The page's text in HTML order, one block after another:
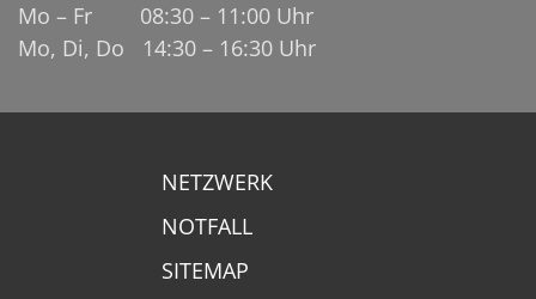
Mo – Fr 08:30 – 11:00 Uhr
Mo, Di, Do 14:30 – 16:30 Uhr
NETZWERK
NOTFALL
SITEMAP